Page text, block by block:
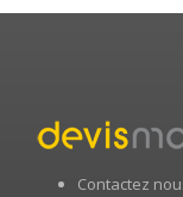
Contactez